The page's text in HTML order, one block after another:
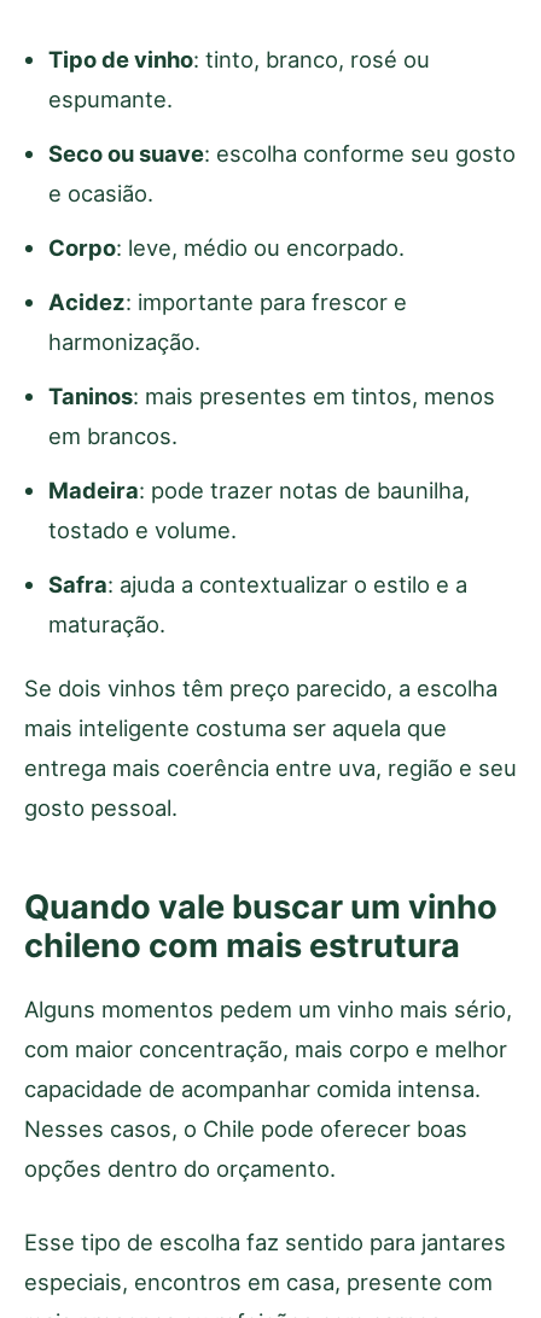
Tipo de vinho: tinto, branco, rosé ou
espumante.
Seco ou suave: escolha conforme seu gosto
e ocasião.
Corpo: leve, médio ou encorpado.
Acidez: importante para frescor e
harmonização.
Taninos: mais presentes em tintos, menos
em brancos.
Madeira: pode trazer notas de baunilha,
tostado e volume.
Safra: ajuda a contextualizar o estilo e a
maturação.
Se dois vinhos têm preço parecido, a escolha
mais inteligente costuma ser aquela que
entrega mais coerência entre uva, região e seu
gosto pessoal.
Quando vale buscar um vinho
chileno com mais estrutura
Alguns momentos pedem um vinho mais sério,
com maior concentração, mais corpo e melhor
capacidade de acompanhar comida intensa.
Nesses casos, o Chile pode oferecer boas
opções dentro do orçamento.
Esse tipo de escolha faz sentido para jantares
especiais, encontros em casa, presente com